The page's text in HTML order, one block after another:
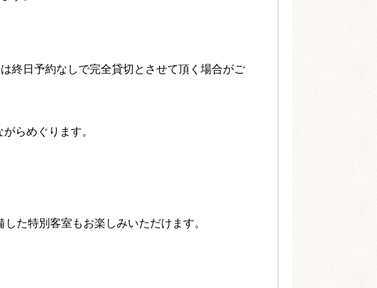
終日予約なしで完全貸切とさせて頂く場合がご
らめぐります。
た特別客室もお楽しみいただけます。